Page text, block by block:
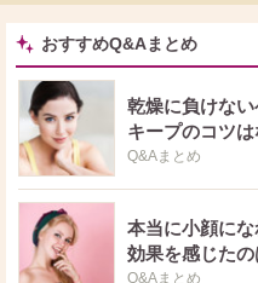
おすすめQ&Aまとめ
乾燥に負けな
キープのコツは
Q&Aまとめ
本当に小顔に
効果を感じたの
Q&Aまとめ